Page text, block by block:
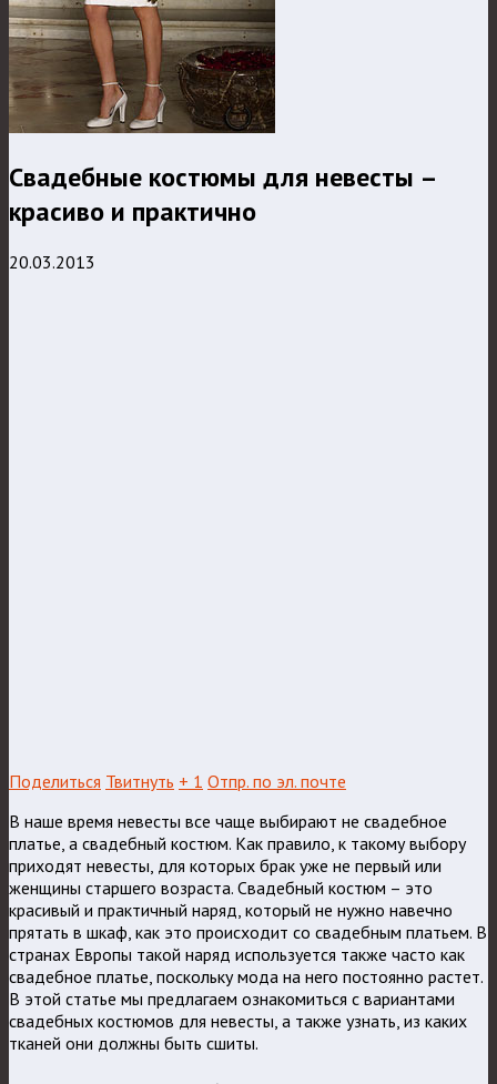
Свадебные костюмы для невесты –
красиво и практично
20.03.2013
Поделиться Твитнуть + 1 Отпр. по эл. почте
В наше время невесты все чаще выбирают не свадебное
платье, а свадебный костюм. Как правило, к такому выбору
приходят невесты, для которых брак уже не первый или
женщины старшего возраста. Свадебный костюм – это
красивый и практичный наряд, который не нужно навечно
прятать в шкаф, как это происходит со свадебным платьем. В
странах Европы такой наряд используется также часто как
свадебное платье, поскольку мода на него постоянно растет.
В этой статье мы предлагаем ознакомиться с вариантами
свадебных костюмов для невесты, а также узнать, из каких
тканей они должны быть сшиты.